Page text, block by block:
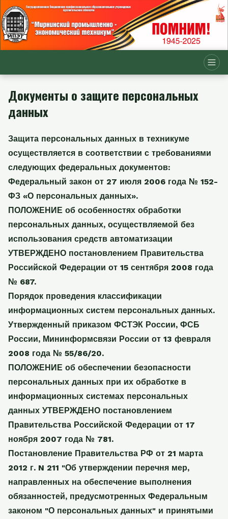
Документы о защите персональных
данных
Защита персональных данных в техникуме
осуществляется в соответствии с требованиями
следующих федеральных документов:
Федеральный закон от 27 июля 2006 года № 152-
ФЗ «О персональных данных».
ПОЛОЖЕНИЕ об особенностях обработки
персональных данных, осуществляемой без
использования средств автоматизации
УТВЕРЖДЕНО постановлением Правительства
Российской Федерации от 15 сентября 2008 года
№ 687.
Порядок проведения классификации
информационных систем персональных данных.
Утвержденный приказом ФСТЭК России, ФСБ
России, Мининформсвязи России от 13 февраля
2008 года № 55/86/20.
ПОЛОЖЕНИЕ об обеспечении безопасности
персональных данных при их обработке в
информационных системах персональных
данных УТВЕРЖДЕНО постановлением
Правительства Российской Федерации от 17
ноября 2007 года № 781.
Постановление Правительства РФ от 21 марта
2012 г. N 211 "Об утверждении перечня мер,
направленных на обеспечение выполнения
обязанностей, предусмотренных Федеральным
законом "О персональных данных" и принятыми